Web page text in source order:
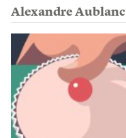
Alexandre Aublanc